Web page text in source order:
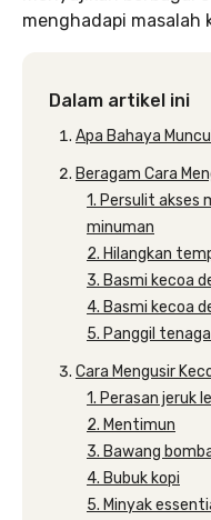
menghadapi masalah
Dalam artikel ini
Apa Bahaya
Beragam Cara
1. Persulit akses
minuman
2. Hilangkan
3. Basmi kecoa
4. Basmi kecoa
5. Panggil
Cara Mengusir
1. Perasan jeruk
2. Mentimun
3. Bawang
4. Bubuk kopi
5. Minyak